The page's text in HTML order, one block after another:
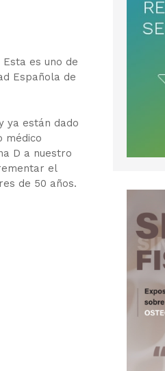
es uno de
Española de
ya están dado
médico
D a nuestro
el
de 50 años.